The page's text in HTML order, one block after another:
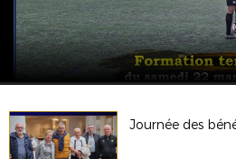
Journée des